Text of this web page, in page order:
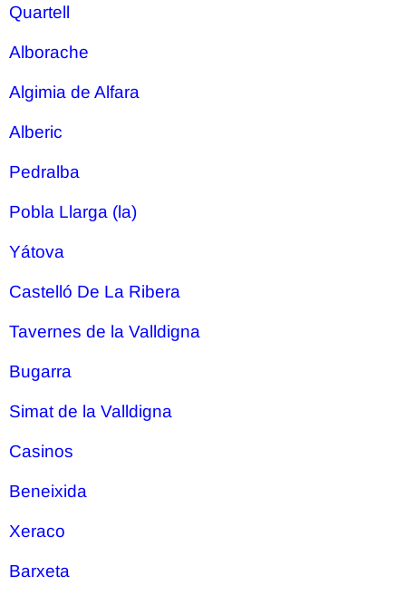
Quartell
Alborache
Algimia de Alfara
Alberic
Pedralba
Pobla Llarga (la)
Yátova
Castelló De La Ribera
Tavernes de la Valldigna
Bugarra
Simat de la Valldigna
Casinos
Beneixida
Xeraco
Barxeta